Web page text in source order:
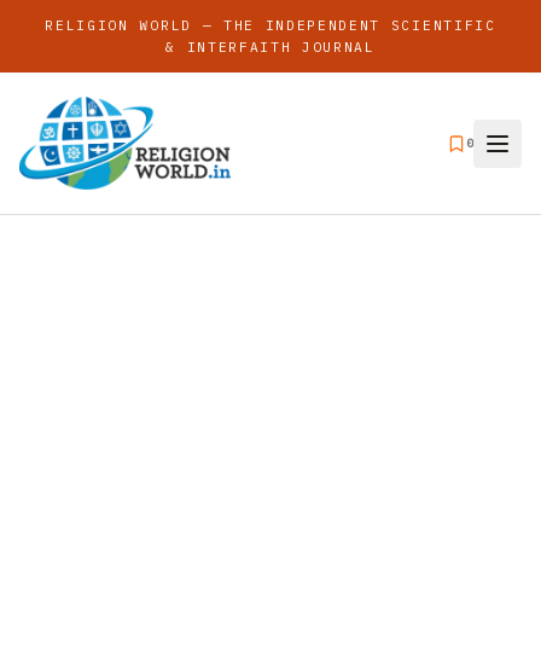
RELIGION WORLD — THE INDEPENDENT SCIENTIFIC
& INTERFAITH JOURNAL
0